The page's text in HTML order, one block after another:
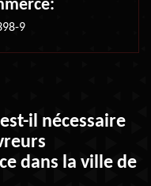
9
il nécessaire
dans la ville de